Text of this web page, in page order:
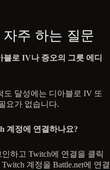
주 하는 질문
로 IV나 증오의 그릇 에디
도 달성에는 디아블로 IV 또
요가 없습니다.
계정에 연결하나요?
하고 Twitch에 연결을 클릭
계정을 Battle.net에 연결